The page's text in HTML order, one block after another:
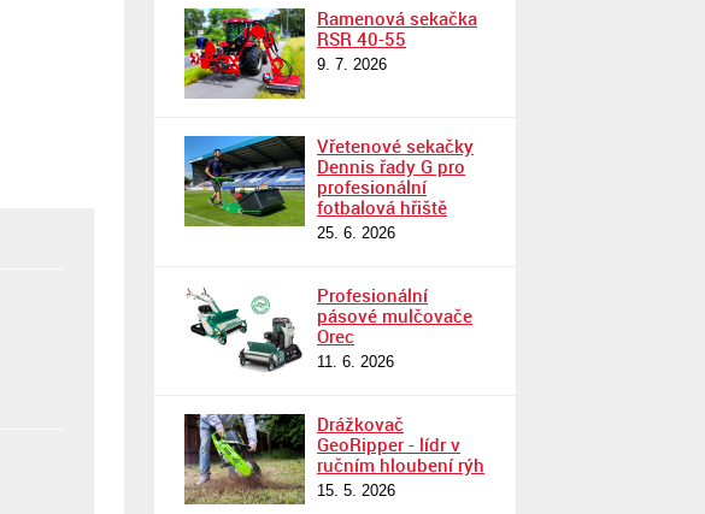
Ramenová sekačka
RSR 40-55
9. 7. 2026
Vřetenové sekačky
Dennis řady G pro
profesionální
fotbalová hřiště
25. 6. 2026
Profesionální
pásové mulčovače
Orec
11. 6. 2026
Drážkovač
GeoRipper - lídr v
ručním hloubení rýh
15. 5. 2026